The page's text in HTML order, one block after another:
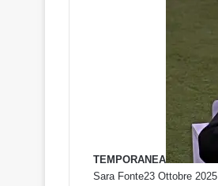
TEMPORANEA
Sara Fonte23 Ottobre 2025